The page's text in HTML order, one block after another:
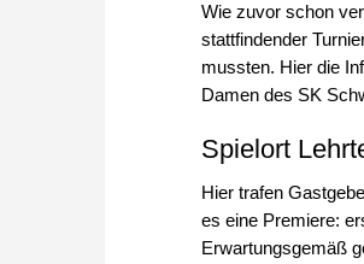
Wie zuvor schon
stattfindender
mussten. Hier die
Damen des SK
Spielort
Hier trafen
es eine Premiere:
Erwartungsgemäß